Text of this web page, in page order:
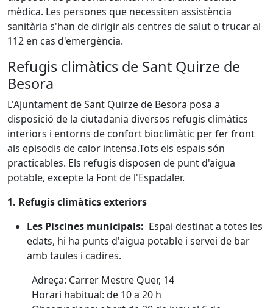
mèdica. Les persones que necessiten assistència
sanitària s'han de dirigir als centres de salut o trucar al
112 en cas d'emergència.
Refugis climàtics de Sant Quirze de
Besora
L'Ajuntament de Sant Quirze de Besora posa a
disposició de la ciutadania diversos refugis climàtics
interiors i entorns de confort bioclimàtic per fer front
als episodis de calor intensa.Tots els espais són
practicables. Els refugis disposen de punt d'aigua
potable, excepte la Font de l'Espadaler.
1. Refugis climàtics exteriors
Les Piscines municipals: Espai destinat a totes les
edats, hi ha punts d'aigua potable i servei de bar
amb taules i cadires.
Adreça: Carrer Mestre Quer, 14
Horari habitual: de 10 a 20 h